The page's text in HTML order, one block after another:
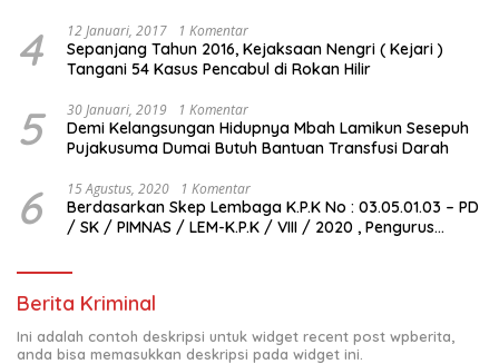
4 12 Januari, 2017 1 Komentar
Sepanjang Tahun 2016, Kejaksaan Nengri ( Kejari )
Tangani 54 Kasus Pencabul di Rokan Hilir
5 30 Januari, 2019 1 Komentar
Demi Kelangsungan Hidupnya Mbah Lamikun Sesepuh
Pujakusuma Dumai Butuh Bantuan Transfusi Darah
6 15 Agustus, 2020 1 Komentar
Berdasarkan Skep Lembaga K.P.K No : 03.05.01.03 – PD
/ SK / PIMNAS / LEM-K.P.K / VIII / 2020 , Pengurus
Berita Kriminal
Ini adalah contoh deskripsi untuk widget recent post wpberita,
anda bisa memasukkan deskripsi pada widget ini.